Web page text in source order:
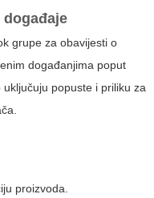
grupe za obavijesti o
događanjima poput
popuste i priliku za
proizvoda.